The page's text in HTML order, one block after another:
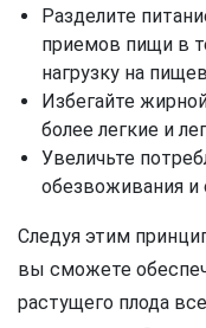
Разделите
приемов пищи в
нагрузку на
Избегайте
более легкие и
Увеличьте
обезвоживания и
Следуя этим
вы сможете
растущего плода